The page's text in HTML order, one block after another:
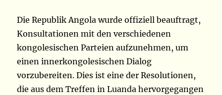
Die Republik Angola wurde offiziell beauftragt,
Konsultationen mit den verschiedenen
kongolesischen Parteien aufzunehmen, um
einen innerkongolesischen Dialog
vorzubereiten. Dies ist eine der Resolutionen,
die aus dem Treffen in Luanda hervorgegangen